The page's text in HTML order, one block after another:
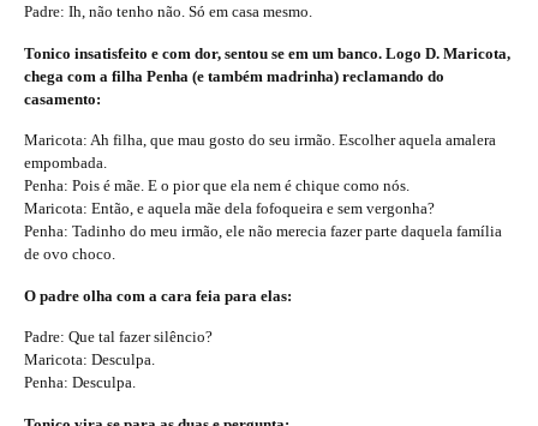
Padre: Ih, não tenho não. Só em casa mesmo.
Tonico insatisfeito e com dor, sentou se em um banco. Logo D. Maricota,
chega com a filha Penha (e também madrinha) reclamando do
casamento:
Maricota: Ah filha, que mau gosto do seu irmão. Escolher aquela amalera
empombada.
Penha: Pois é mãe. E o pior que ela nem é chique como nós.
Maricota: Então, e aquela mãe dela fofoqueira e sem vergonha?
Penha: Tadinho do meu irmão, ele não merecia fazer parte daquela família
de ovo choco.
O padre olha com a cara feia para elas:
Padre: Que tal fazer silêncio?
Maricota: Desculpa.
Penha: Desculpa.